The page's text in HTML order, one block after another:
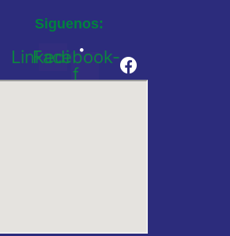
Siguenos:
Linkedin
Facebook-
f